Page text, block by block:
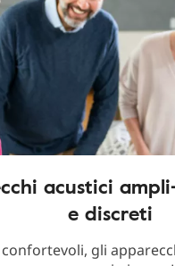
acustici
e discreti
gli